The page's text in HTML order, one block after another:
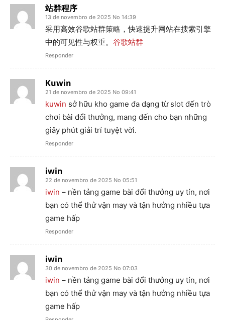
站群程序
13 de novembro de 2025 No 14:39
采用高效谷歌站群策略，快速提升网站在搜索引擎
中的可见性与权重。 谷歌站群
Responder
Kuwin
21 de novembro de 2025 No 09:41
kuwin sở hữu kho game đa dạng từ slot đến trò
chơi bài đổi thưởng, mang đến cho bạn những
giây phút giải trí tuyệt vời.
Responder
iwin
22 de novembro de 2025 No 05:51
iwin – nền tảng game bài đổi thưởng uy tín, nơi
bạn có thể thử vận may và tận hưởng nhiều tựa
game hấp
Responder
iwin
30 de novembro de 2025 No 07:03
iwin – nền tảng game bài đổi thưởng uy tín, nơi
bạn có thể thử vận may và tận hưởng nhiều tựa
game hấp